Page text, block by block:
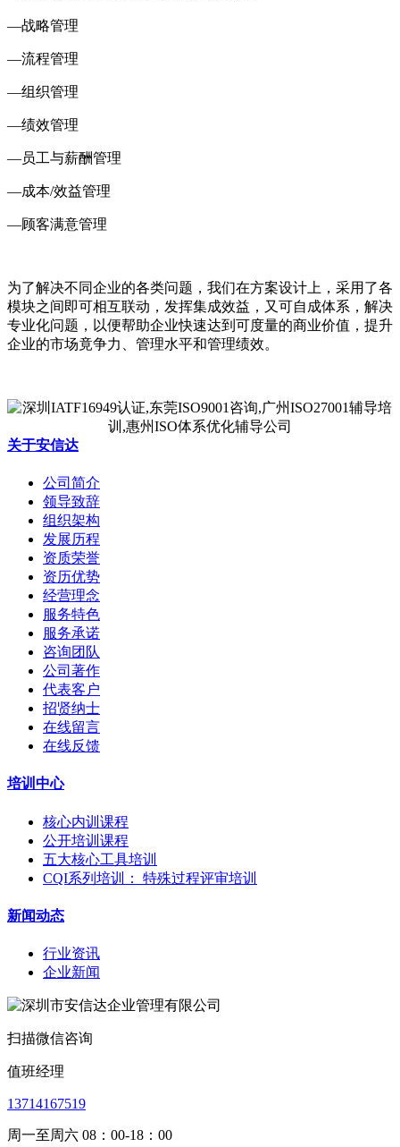
—战略管理
—流程管理
—组织管理
—绩效管理
—员工与薪酬管理
—成本/效益管理
—顾客满意管理
为了解决不同企业的各类问题，我们在方案设计上，采用了各
模块之间即可相互联动，发挥集成效益，又可自成体系，解决
专业化问题，以便帮助企业快速达到可度量的商业价值，提升
企业的市场竟争力、管理水平和管理绩效。
关于安信达
公司简介
领导致辞
组织架构
发展历程
资质荣誉
资历优势
经营理念
服务特色
服务承诺
咨询团队
公司著作
代表客户
招贤纳士
在线留言
在线反馈
培训中心
核心内训课程
公开培训课程
五大核心工具培训
CQI系列培训： 特殊过程评审培训
新闻动态
行业资讯
企业新闻
扫描微信咨询
值班经理
13714167519
周一至周六 08：00-18：00